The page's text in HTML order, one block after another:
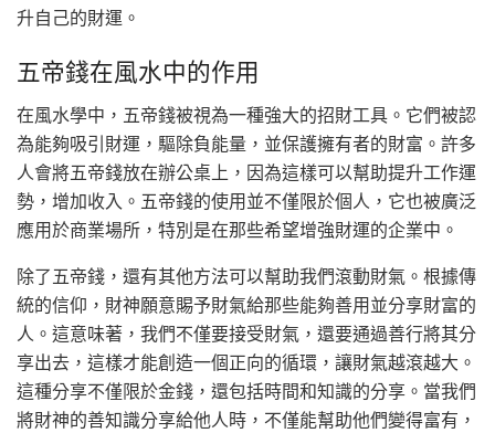
升自己的財運。
五帝錢在風水中的作用
在風水學中，五帝錢被視為一種強大的招財工具。它們被認
為能夠吸引財運，驅除負能量，並保護擁有者的財富。許多
人會將五帝錢放在辦公桌上，因為這樣可以幫助提升工作運
勢，增加收入。五帝錢的使用並不僅限於個人，它也被廣泛
應用於商業場所，特別是在那些希望增強財運的企業中。
除了五帝錢，還有其他方法可以幫助我們滾動財氣。根據傳
統的信仰，財神願意賜予財氣給那些能夠善用並分享財富的
人。這意味著，我們不僅要接受財氣，還要通過善行將其分
享出去，這樣才能創造一個正向的循環，讓財氣越滾越大。
這種分享不僅限於金錢，還包括時間和知識的分享。當我們
將財神的善知識分享給他人時，不僅能幫助他們變得富有，